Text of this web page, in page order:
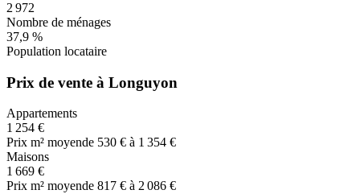
2 972
Nombre de ménages
37,9 %
Population locataire
Prix de vente à Longuyon
Appartements
1 254 €
Prix m² moyende 530 € à 1 354 €
Maisons
1 669 €
Prix m² moyende 817 € à 2 086 €